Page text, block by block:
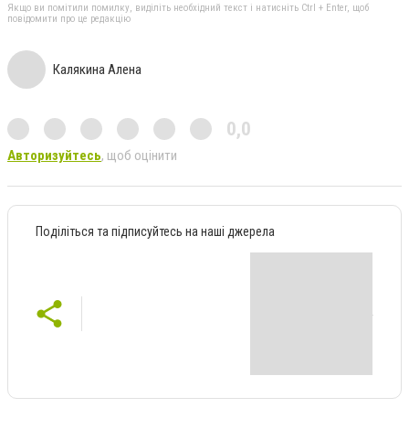
Якщо ви помітили помилку, виділіть необхідний текст і натисніть Ctrl + Enter, щоб
повідомити про це редакцію
Калякина Алена
0,0
Авторизуйтесь, щоб оцінити
Поділіться та підписуйтесь на наші джерела